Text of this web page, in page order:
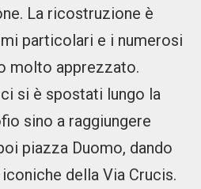
La ricostruzione è
particolari e i numerosi
molto apprezzato.
si è spostati lungo la
sino a raggiungere
piazza Duomo, dando
della Via Crucis.